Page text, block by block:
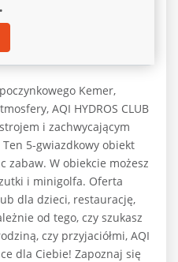
Kemer,
AQI HYDROS CLUB
i zachwycającym
5-gwiazdkowy obiekt
zabaw. W obiekcie możesz
i minigolfa. Oferta
dla dzieci, restaurację,
od tego, czy szukasz
czy przyjaciółmi, AQI
dla Ciebie! Zapoznaj się